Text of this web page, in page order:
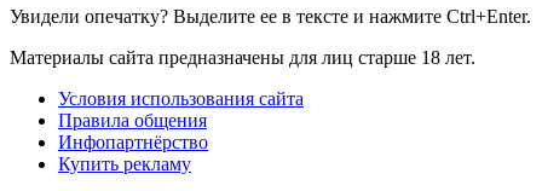
Увидели опечатку? Выделите ее в тексте и нажмите Ctrl+Enter.
Материалы сайта предназначены для лиц старше 18 лет.
Условия использования сайта
Правила общения
Инфопартнёрство
Купить рекламу